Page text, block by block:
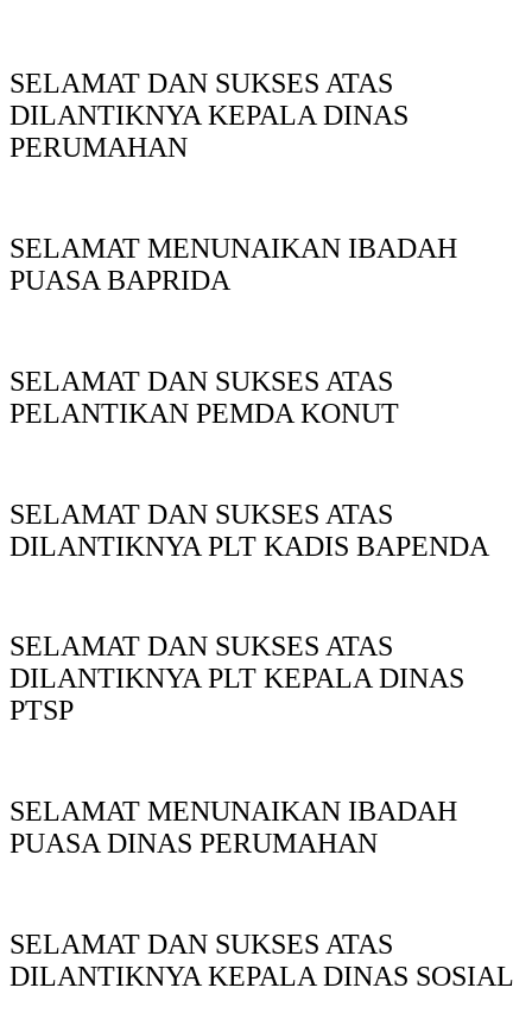
SELAMAT DAN SUKSES ATAS
DILANTIKNYA KEPALA DINAS
PERUMAHAN
SELAMAT MENUNAIKAN IBADAH
PUASA BAPRIDA
SELAMAT DAN SUKSES ATAS
PELANTIKAN PEMDA KONUT
SELAMAT DAN SUKSES ATAS
DILANTIKNYA PLT KADIS BAPENDA
SELAMAT DAN SUKSES ATAS
DILANTIKNYA PLT KEPALA DINAS
PTSP
SELAMAT MENUNAIKAN IBADAH
PUASA DINAS PERUMAHAN
SELAMAT DAN SUKSES ATAS
DILANTIKNYA KEPALA DINAS SOSIAL